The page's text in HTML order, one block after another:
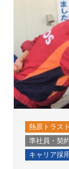
熱原トラス
準社員・契
キャリア採用